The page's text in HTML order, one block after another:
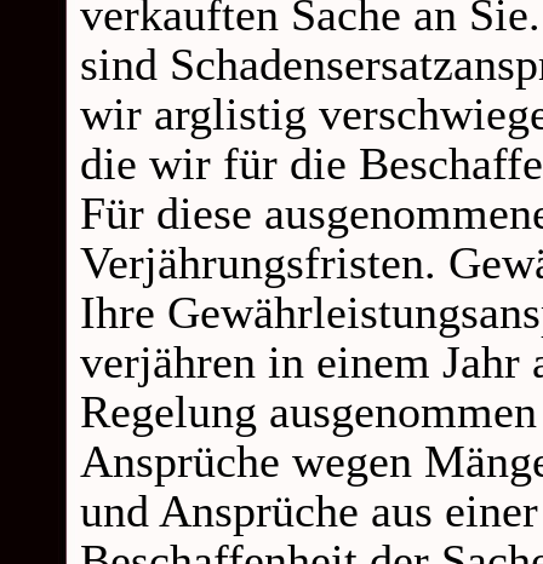
verkauften Sache an
sind
wir arglistig
die wir für die
Für diese
Verjährungsfristen.
Ihre
verjähren in einem Jahr
Regelung
Ansprüche wegen
und Ansprüche aus